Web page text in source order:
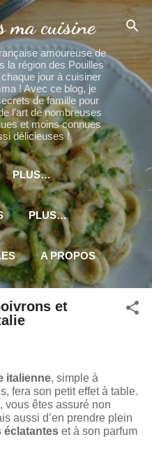
principal
cuisine
amoureuse de
la région des Pouilles
jour à cuisiner
! Avec ce blog, je
de famille pour
l'art de nombreuses
et moins connues
délicieuses !
PLUS…
PLUS…
A PROPOS
PARTENAIRES
et
italienne, simple à
fera son petit effet à table.
, vous êtes assuré non
aussi d’en prendre plein
éclatantes et à son parfum